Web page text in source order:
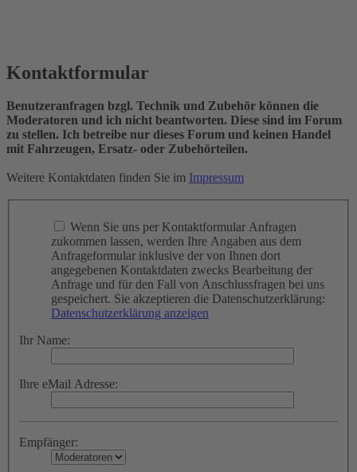
Kontaktformular
Benutzeranfragen bzgl. Technik und Zubehör können die
Moderatoren und ich nicht beantworten. Diese sind im Forum
zu stellen. Ich betreibe nur dieses Forum und keinen Handel
mit Fahrzeugen, Ersatz- oder Zubehörteilen.
Weitere Kontaktdaten finden Sie im Impressum
Wenn Sie uns per Kontaktformular Anfragen
zukommen lassen, werden Ihre Angaben aus dem
Anfrageformular inklusive der von Ihnen dort
angegebenen Kontaktdaten zwecks Bearbeitung der
Anfrage und für den Fall von Anschlussfragen bei uns
gespeichert. Sie akzeptieren die Datenschutzerklärung:
Datenschutzerklärung anzeigen
Ihr Name:
Ihre eMail Adresse:
Empfänger: